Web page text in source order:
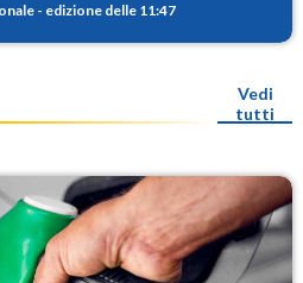
- edizione delle 11:47
Vedi
tutti